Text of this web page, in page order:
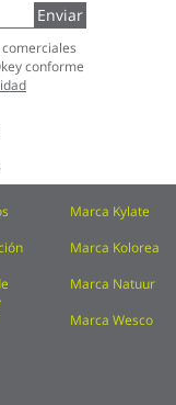
Enviar
conforme
Marca Kylate
Marca Kolorea
Marca Natuur
Marca Wesco